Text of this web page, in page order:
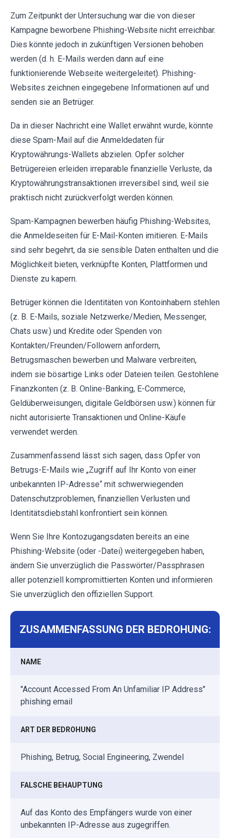
Zum Zeitpunkt der Untersuchung war die von dieser
Kampagne beworbene Phishing-Website nicht erreichbar.
Dies könnte jedoch in zukünftigen Versionen behoben
werden (d. h. E-Mails werden dann auf eine
funktionierende Webseite weitergeleitet). Phishing-
Websites zeichnen eingegebene Informationen auf und
senden sie an Betrüger.
Da in dieser Nachricht eine Wallet erwähnt wurde, könnte
diese Spam-Mail auf die Anmeldedaten für
Kryptowährungs-Wallets abzielen. Opfer solcher
Betrügereien erleiden irreparable finanzielle Verluste, da
Kryptowährungstransaktionen irreversibel sind, weil sie
praktisch nicht zurückverfolgt werden können.
Spam-Kampagnen bewerben häufig Phishing-Websites,
die Anmeldeseiten für E-Mail-Konten imitieren. E-Mails
sind sehr begehrt, da sie sensible Daten enthalten und die
Möglichkeit bieten, verknüpfte Konten, Plattformen und
Dienste zu kapern.
Betrüger können die Identitäten von Kontoinhabern stehlen
(z. B. E-Mails, soziale Netzwerke/Medien, Messenger,
Chats usw.) und Kredite oder Spenden von
Kontakten/Freunden/Followern anfordern,
Betrugsmaschen bewerben und Malware verbreiten,
indem sie bösartige Links oder Dateien teilen. Gestohlene
Finanzkonten (z. B. Online-Banking, E-Commerce,
Geldüberweisungen, digitale Geldbörsen usw.) können für
nicht autorisierte Transaktionen und Online-Käufe
verwendet werden.
Zusammenfassend lässt sich sagen, dass Opfer von
Betrugs-E-Mails wie „Zugriff auf Ihr Konto von einer
unbekannten IP-Adresse“ mit schwerwiegenden
Datenschutzproblemen, finanziellen Verlusten und
Identitätsdiebstahl konfrontiert sein können.
Wenn Sie Ihre Kontozugangsdaten bereits an eine
Phishing-Website (oder -Datei) weitergegeben haben,
ändern Sie unverzüglich die Passwörter/Passphrasen
aller potenziell kompromittierten Konten und informieren
Sie unverzüglich den offiziellen Support.
ZUSAMMENFASSUNG DER BEDROHUNG:
NAME
"Account Accessed From An Unfamiliar IP Address"
phishing email
ART DER BEDROHUNG
Phishing, Betrug, Social Engineering, Zwendel
FALSCHE BEHAUPTUNG
Auf das Konto des Empfängers wurde von einer
unbekannten IP-Adresse aus zugegriffen.